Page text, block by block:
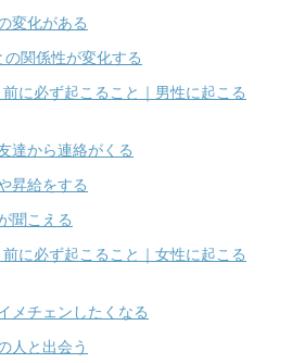
変化がある
の関係性が変化する
に必ず起こること｜男性に起こる
達から連絡がくる
昇給をする
聞こえる
に必ず起こること｜女性に起こる
メチェンしたくなる
人と出会う